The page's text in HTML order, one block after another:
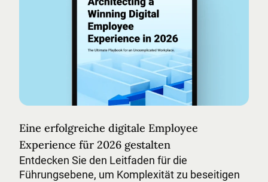
Eine erfolgreiche digitale Employee
Experience für 2026 gestalten
Entdecken Sie den Leitfaden für die
Führungsebene, um Komplexität zu beseitigen